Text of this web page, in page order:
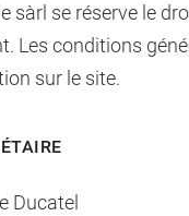
sàrl se réserve le
Les conditions
sur le site.
Ducatel